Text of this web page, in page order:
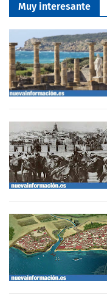
Muy interesante